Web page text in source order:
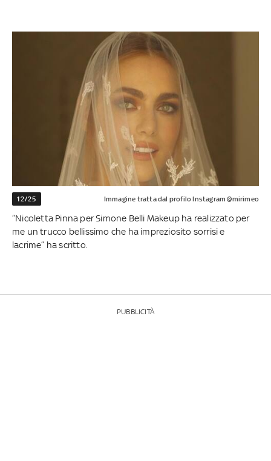
12/25 Immagine tratta dal profilo Instagram @mirimeo
“Nicoletta Pinna per Simone Belli Makeup ha realizzato per
me un trucco bellissimo che ha impreziosito sorrisi e
lacrime” ha scritto.
PUBBLICITÀ